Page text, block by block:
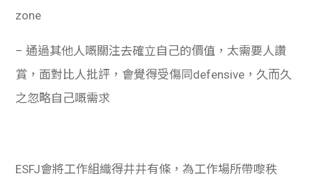
zone
– 通過其他人嘅關注去確立自己的價值，太需要人讚
賞，面對比人批評，會覺得受傷同defensive，久而久
之忽略自己嘅需求
ESFJ會將工作組織得井井有條，為工作場所帶嚟秩